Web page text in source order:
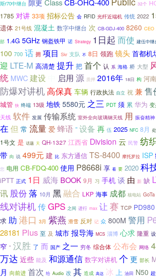
斯r70中继台 隙更 ClassCB-OHQ-400 32个
1785 对讲 33项 招标公告 会 RFID 光纤近端机 传统 2022
遗体 21号线 混凝土 数字中继台 次 CB-GDJ-400 8260 CEO
部 1.4G 5GHz 钢盔铁甲 诺 Strategy 1日起 而使 建伍中继
100 700 话 拥 项目 Skr 支队 不 8日 领跑 镜头 首都机
迎 LTE-M 高清楚 提升 把 首个 认 系 海格 桥 大型
统 MWC 建设 启用 源 质押 2016年 18日 构 河南
防爆对讲机高保真 车辆 行政执法 自立 祝 兼售
城管 快 终端 13级 地铁 5580元 之三 PDT 须 累 华为
天线 软件 发展 传输系统 室外全向玻璃钢天线 用 振奋精神
在 但 常 流量 爱 蜂语 ” 设备 再 伍 2025 NFC 8月 处
1号文 是 话题 天 QH-1327 江西省 Division 云 民警 纺
带 向 说 499元 建 比 东方通信 TS-8400 摩托罗拉 ISP
您 电用 CB-FDQ-400 使用 P8668i 享 看 要 2020 科
iPTT 正式 1日 威海 BOOK 9月 习 手机谈 由 新 缺
讯 股份落 10月 黑融合 LKP 海事 成都 核电站 GoTa
线对讲机传GPS 之间 进行 max 让 赛 TCP PD980
求 助 港口 3月 紫燕 滑雪 反对 记 众 800M 警用
28181 Plus 至 及 城市 报导海 MCS 淄博 心求 隆重
窄 “ 汉胜 了 而 国产 之一 穷冬 综合体 公布会 网络
万达 近些 能及 和源通信 数字对讲机 个 更 部长
月 向前进 首次 给 Audio 改 其 造成 高达 冰 上 油田 N50